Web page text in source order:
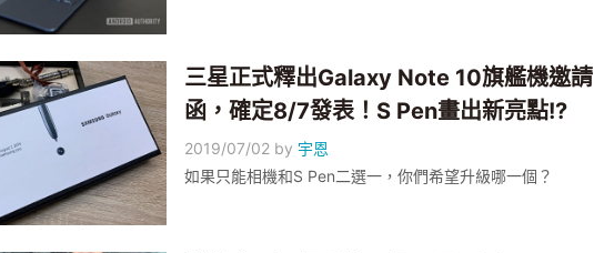
三星正式釋出Galaxy Note 10旗艦機邀請
函，確定8/7發表！S Pen畫出新亮點!?
2019/07/02 by 宇恩
如果只能相機和S Pen二選一，你們希望升級哪一個？